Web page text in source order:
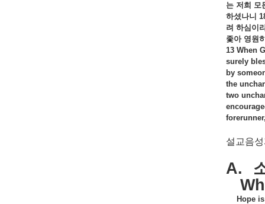
는 저희 모
하셨나니
려 하심이
좇아 영원
13 When
surely
by
the
two
설교음
A.
Hope